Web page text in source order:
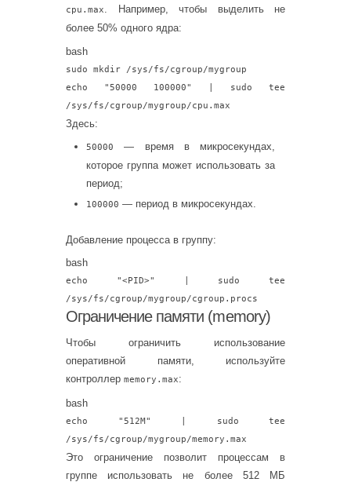
cpu.max. Например, чтобы выделить не
более 50% одного ядра:
bash
sudo mkdir /sys/fs/cgroup/mygroup
echo
"50000 100000" | sudo tee
/sys/fs/cgroup/mygroup/cpu.max
Здесь:
50000
— время в микросекундах,
которое группа может использовать за
период;
100000 — период в микросекундах.
Добавление процесса в группу:
bash
echo "<PID>" | sudo tee
/sys/fs/cgroup/mygroup/cgroup.procs
Ограничение памяти (memory)
Чтобы ограничить использование
оперативной памяти, используйте
контроллер memory.max:
bash
echo "512M" | sudo tee
/sys/fs/cgroup/mygroup/memory.max
Это ограничение позволит процессам в
группе использовать не более 512 МБ